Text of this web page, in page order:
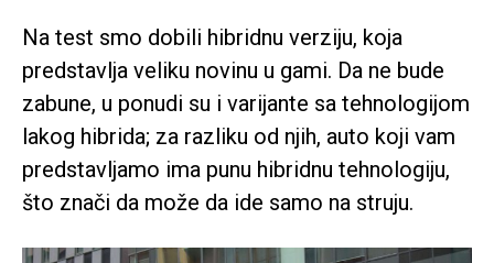
Na test smo dobili hibridnu verziju, koja
predstavlja veliku novinu u gami. Da ne bude
zabune, u ponudi su i varijante sa tehnologijom
lakog hibrida; za razliku od njih, auto koji vam
predstavljamo ima punu hibridnu tehnologiju,
što znači da može da ide samo na struju.